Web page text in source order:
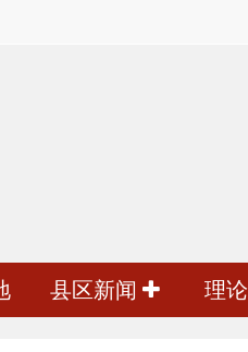
县区新闻 理论